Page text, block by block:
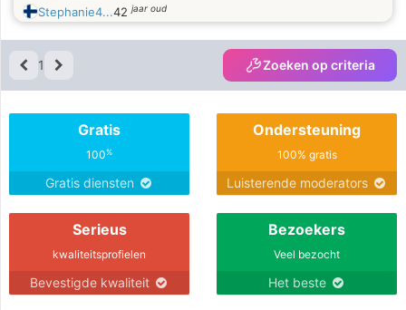
Stephanie4...42jaar oud
1 Zoeken op criteria
Gratis
100%
Gratis diensten
Ondersteuning
100% gratis
Luisterende moderators
Serieus
kwaliteitsprofielen
Bevestigde kwaliteit
Bezoekers
Veel bezocht
Het beste